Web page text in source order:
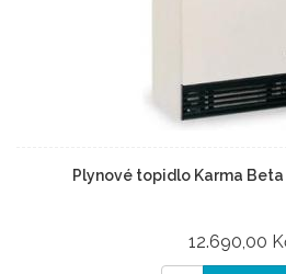
Plynové topidlo Karma Beta
12.690,00